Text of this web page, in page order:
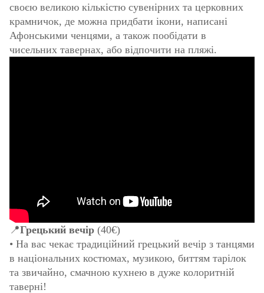
своєю великою кількістю сувенірних та церковних
крамничок, де можна придбати ікони, написані
Афонськими ченцями, а також пообідати в
чисельних тавернах, або відпочити на пляжі.
📍Грецький вечір (40€)
• На вас чекає традиційний грецький вечір з танцями
в національних костюмах, музикою, биттям тарілок
та звичайно, смачною кухнею в дуже колоритній
таверні!